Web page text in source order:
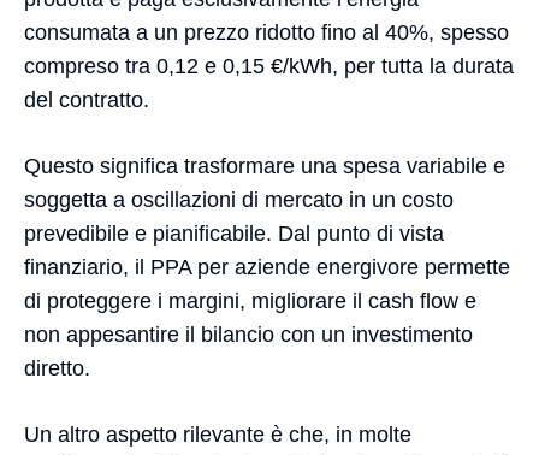
consumata a un prezzo ridotto fino al 40%, spesso
compreso tra 0,12 e 0,15 €/kWh, per tutta la durata
del contratto.
Questo significa trasformare una spesa variabile e
soggetta a oscillazioni di mercato in un costo
prevedibile e pianificabile. Dal punto di vista
finanziario, il PPA per aziende energivore permette
di proteggere i margini, migliorare il cash flow e
non appesantire il bilancio con un investimento
diretto.
Un altro aspetto rilevante è che, in molte